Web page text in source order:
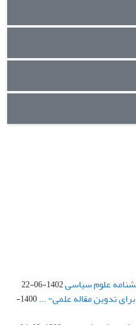
علوم سیاسی1402-06-22
تدوین مقاله علمی- ...
1400-